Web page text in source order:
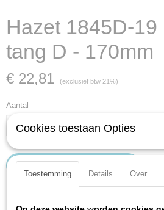
Hazet 1845D-19
tang D - 170mm
€ 22,81 (exclusief btw 21%)
Aantal
IN WINKELWAGEN
Specificaties
Cookies toestaan Opties
Toestemming Details Over